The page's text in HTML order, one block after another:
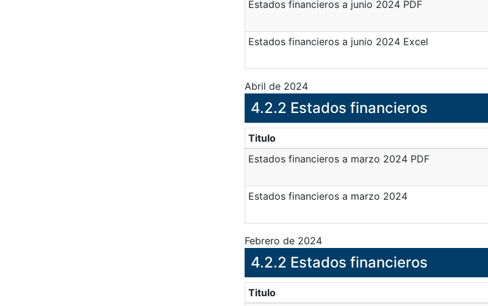
Estados financieros a junio 2024 PDF
Estados financieros a junio 2024 Excel
Abril de 2024
4.2.2 Estados financieros
Titulo
Estados financieros a marzo 2024 PDF
Estados financieros a marzo 2024
Febrero de 2024
4.2.2 Estados financieros
Titulo